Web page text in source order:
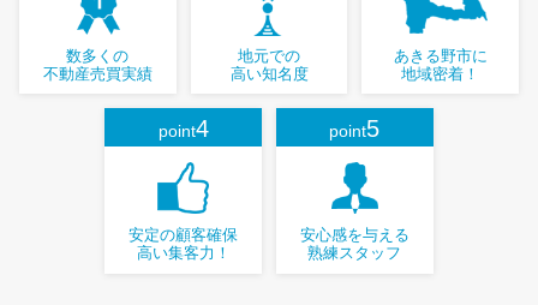
数多くの
不動産売買実績
地元での
高い知名度
あきる野市に
地域密着！
point4
安定の顧客確保
高い集客力！
point5
安心感を与える
熟練スタッフ